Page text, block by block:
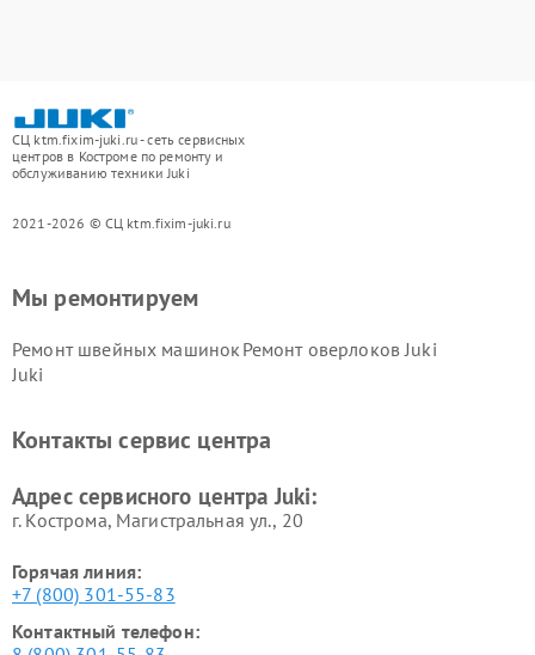
СЦ ktm.fixim-juki.ru - сеть сервисных
центров в Костроме по ремонту и
обслуживанию техники Juki
2021-2026 © СЦ ktm.fixim-juki.ru
Мы ремонтируем
Ремонт швейных машинок
Juki
Ремонт оверлоков Juki
Контакты сервис центра
Адрес сервисного центра Juki:
г. Кострома, Магистральная ул., 20
Горячая линия:
+7 (800) 301-55-83
Контактный телефон: